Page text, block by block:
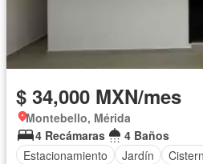
$ 34,000 MXN/mes
Montebello, Mérida
4 Recámaras
4 Baños
Estacionamiento
Jardín